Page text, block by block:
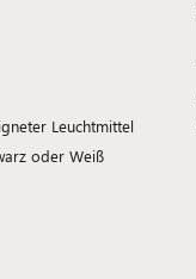
Leuchtmittel
oder Weiß